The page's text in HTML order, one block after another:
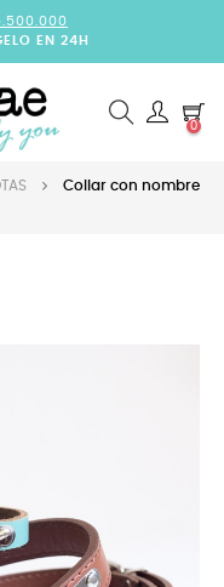
EN 24H
0
Collar con nombre